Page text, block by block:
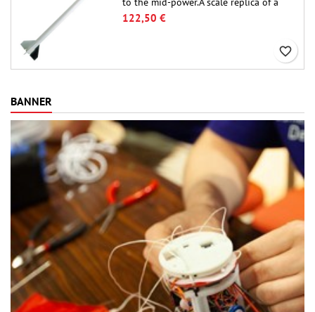
famous sounding rocket, small in size
and peefect to move to higher-level kits.
122,50 €
favorite_border
BANNER